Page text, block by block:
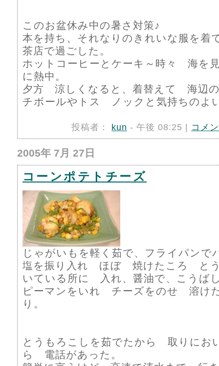
このお盆休み中の暑さ対策♪
本を持ち、それなりのきれいな服を着
茶店で過ごした。
ホットコーヒーとケーキ～時々 海を
に熱中。
夕方 涼しくなると、着替えて 海辺
チボールやトス ノックと気持ちのよ
投稿者： kun - 午後 08:25 | コメ
2005年 7月 27日
コーンポテトチーズ
じゃがいもを軽く茹で、フライパンで
塩を振り入れ ほぼ 焼けたころ と
いている所に 入れ、醤油で、こうば
ピーマンをいれ チーズをのせ 溶け
り。
とうもろこしを茹でたから 取りにお
ら 電話があった。